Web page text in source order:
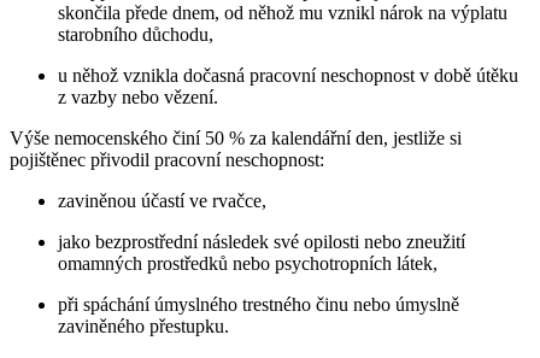
skončila přede dnem, od něhož mu vznikl nárok na výplatu
starobního důchodu,
u něhož vznikla dočasná pracovní neschopnost v době útěku
z vazby nebo vězení.
Výše nemocenského činí 50 % za kalendářní den, jestliže si
pojištěnec přivodil pracovní neschopnost:
zaviněnou účastí ve rvačce,
jako bezprostřední následek své opilosti nebo zneužití
omamných prostředků nebo psychotropních látek,
při spáchání úmyslného trestného činu nebo úmyslně
zaviněného přestupku.